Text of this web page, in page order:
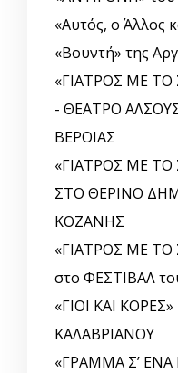
«Αυτός, o Άλλος
«Βουντή» της
«ΓΙΑΤΡΟΣ ΜΕ
- ΘΕΑΤΡΟ
ΒΕΡΟΙΑΣ
«ΓΙΑΤΡΟΣ ΜΕ
ΣΤΟ ΘΕΡΙΝΟ
ΚΟΖΑΝΗΣ
«ΓΙΑΤΡΟΣ ΜΕ ΤΟ
στο ΦΕΣΤΙΒΑΛ
«ΓΙΟΙ ΚΑΙ
ΚΑΛΑΒΡΙΑΝΟΥ
«ΓΡΑΜΜΑ Σ’ ΕΝΑ